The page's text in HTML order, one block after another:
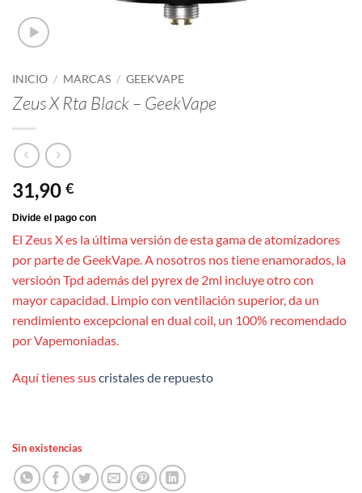
INICIO / MARCAS / GEEKVAPE
Zeus X Rta Black – GeekVape
31,90 €
El Zeus X es la última versión de esta gama de atomizadores
por parte de GeekVape. A nosotros nos tiene enamorados, la
versioón Tpd además del pyrex de 2ml incluye otro con
mayor capacidad. Limpio con ventilación superior, da un
rendimiento excepcional en dual coil, un 100% recomendado
por Vapemoniadas.
Aquí tienes suscristales de repuesto
Sin existencias